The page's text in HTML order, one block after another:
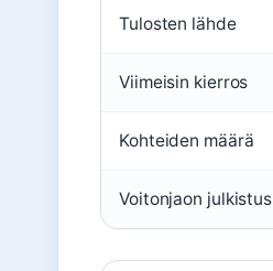
Tulosten lähde
Viimeisin kierros
Kohteiden määrä
Voitonjaon julkistus